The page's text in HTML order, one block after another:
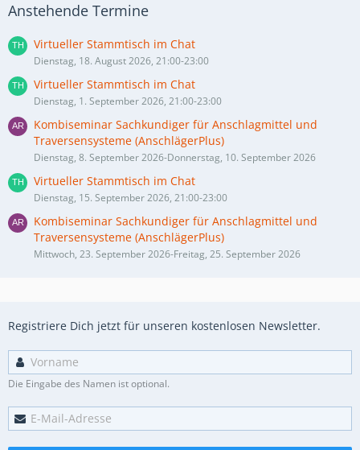
Anstehende Termine
Virtueller Stammtisch im Chat
Dienstag, 18. August 2026, 21:00-23:00
Virtueller Stammtisch im Chat
Dienstag, 1. September 2026, 21:00-23:00
Kombiseminar Sachkundiger für Anschlagmittel und
Traversensysteme (AnschlägerPlus)
Dienstag, 8. September 2026-Donnerstag, 10. September 2026
Virtueller Stammtisch im Chat
Dienstag, 15. September 2026, 21:00-23:00
Kombiseminar Sachkundiger für Anschlagmittel und
Traversensysteme (AnschlägerPlus)
Mittwoch, 23. September 2026-Freitag, 25. September 2026
Registriere Dich jetzt für unseren kostenlosen Newsletter.
Die Eingabe des Namen ist optional.